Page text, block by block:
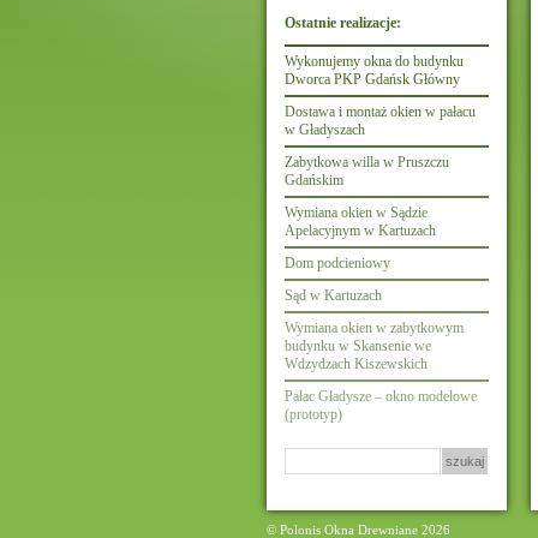
Ostatnie realizacje:
Wykonujemy okna do budynku
Dworca PKP Gdańsk Główny
Dostawa i montaż okien w pałacu
w Gładyszach
Zabytkowa willa w Pruszczu
Gdańskim
Wymiana okien w Sądzie
Apelacyjnym w Kartuzach
Dom podcieniowy
Sąd w Kartuzach
Wymiana okien w zabytkowym
budynku w Skansenie we
Wdzydzach Kiszewskich
Pałac Gładysze – okno modelowe
(prototyp)
© Polonis Okna Drewniane 2026